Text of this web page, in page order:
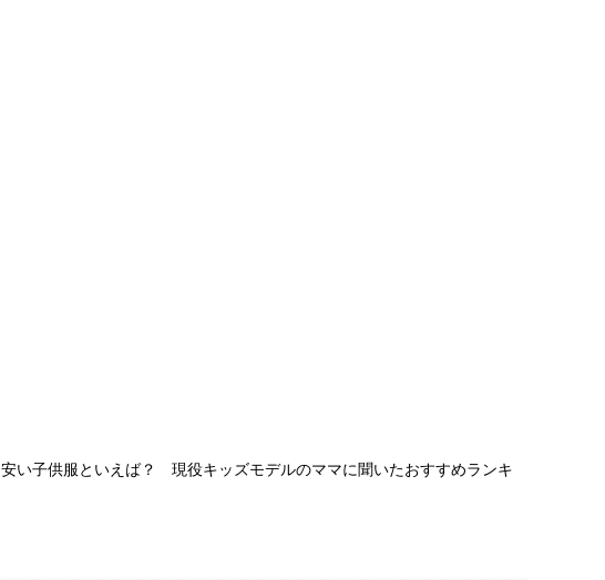
安い子供服といえば？ 現役キッズモデルのママに聞いたおすすめランキ